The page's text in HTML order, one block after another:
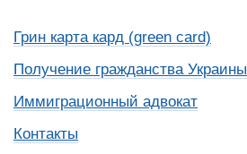
Грин карта кард (green card)
Получение гражданства Украины
Иммиграционный адвокат
Контакты